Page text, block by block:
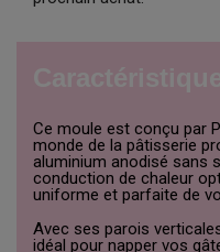
Ce moule est conçu par
monde de la pâtisserie
aluminium anodisé sans
conduction de chaleur
uniforme et parfaite de
Avec ses parois
idéal pour napper vos